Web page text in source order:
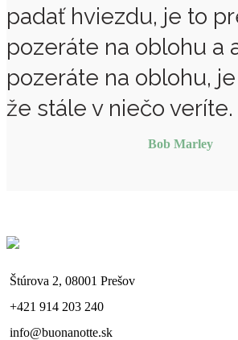
padať hviezdu, je to
pozeráte na oblohu a
pozeráte na oblohu,
že stále v niečo veríte.
Bob Marley
Štúrova 2, 08001 Prešov
+421 914 203 240
info@buonanotte.sk